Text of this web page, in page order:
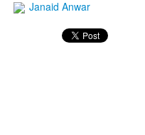
Janaid Anwar